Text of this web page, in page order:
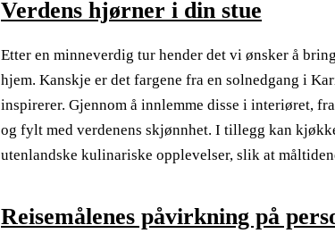
Verdens hjørner i din stue
Etter en minneverdig tur hender det vi ønsker å
hjem. Kanskje er det fargene fra en solnedgang i
inspirerer. Gjennom å innlemme disse i interiøret,
og fylt med verdenens skjønnhet. I tillegg kan
utenlandske kulinariske opplevelser, slik at
Reisemålenes påvirkning på